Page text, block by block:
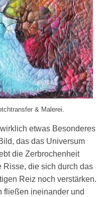
& Malerei.
etwas Besonderes
das das Universum
die Zerbrochenheit
Risse, die sich durch das
Reiz noch verstärken.
fließen ineinander und